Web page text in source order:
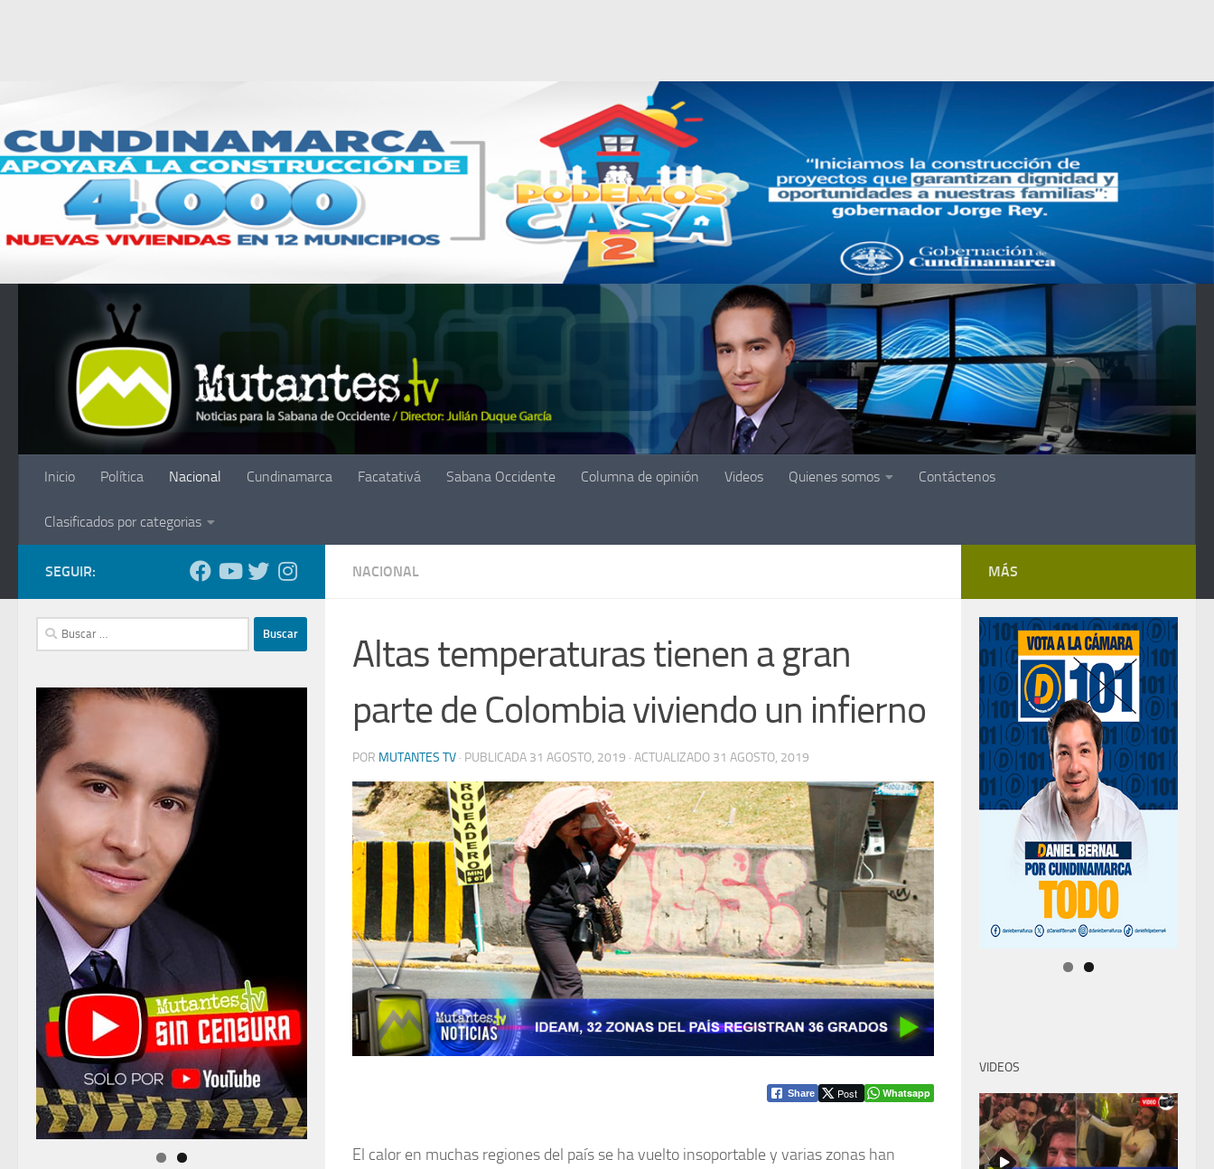
Inicio Política Nacional Cundinamarca Facatativá Sabana Occidente Columna de opinión Videos Quienes somos Contáctenos
Clasificados por categorias
NACIONAL
Altas temperaturas tienen a gran
parte de Colombia viviendo un infierno
POR MUTANTES TV · PUBLICADA 31 AGOSTO, 2019 · ACTUALIZADO 31 AGOSTO, 2019
Share Post Whatsapp
El calor en muchas regiones del país se ha vuelto insoportable y varias zonas han
SEGUIR:
Buscar:
MÁS
VIDEOS